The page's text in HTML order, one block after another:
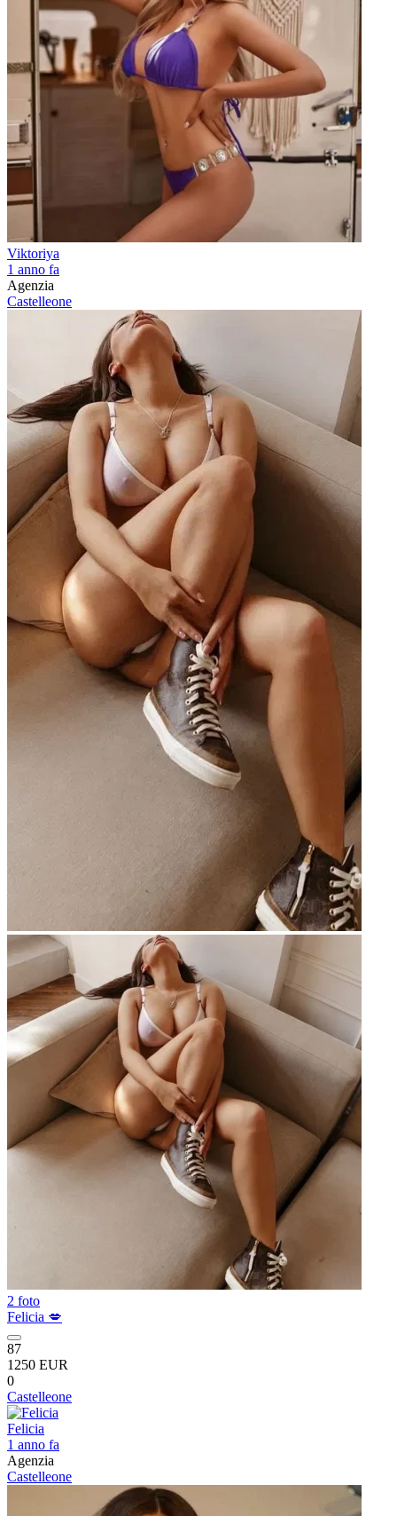
Viktoriya
1 anno fa
Agenzia
Castelleone
2 foto
Felicia 💋
87
1250 EUR
0
Castelleone
Felicia
1 anno fa
Agenzia
Castelleone